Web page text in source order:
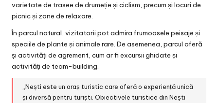
varietate de trasee de drumeție și ciclism, precum și locuri de
picnic și zone de relaxare.
În parcul natural, vizitatorii pot admira frumoasele peisaje și
speciile de plante și animale rare. De asemenea, parcul oferă
și activități de agrement, cum ar fi excursii ghidate și
activități de team-building.
„Nești este un oraș turistic care oferă o experiență unică
și diversă pentru turiști. Obiectivele turistice din Nești